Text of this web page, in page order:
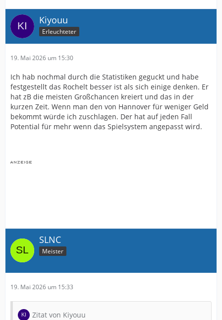
Kiyouu
Erleuchteter
19. Mai 2026 um 15:30
Ich hab nochmal durch die Statistiken geguckt und habe
festgestellt das Rochelt besser ist als sich einige denken. Er
hat zB die meisten Großchancen kreiert und das in der
kurzen Zeit. Wenn man den von Hannover für weniger Geld
bekommt würde ich zuschlagen. Der hat auf jeden Fall
Potential für mehr wenn das Spielsystem angepasst wird.
SLNC
Meister
19. Mai 2026 um 15:33
Zitat von Kiyouu